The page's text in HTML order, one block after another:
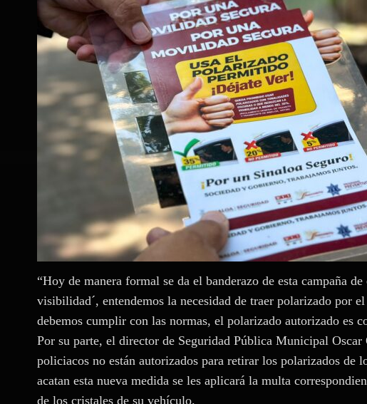
“Hoy de manera formal se da el banderazo de esta campaña
visibilidad´, entendemos la necesidad de traer polarizado por
debemos cumplir con las normas, el polarizado autorizado es
Por su parte, el director de Seguridad Pública Municipal
policiacos no están autorizados para retirar los polarizados de
acatan esta nueva medida se les aplicará la multa
de los cristales de su vehículo.